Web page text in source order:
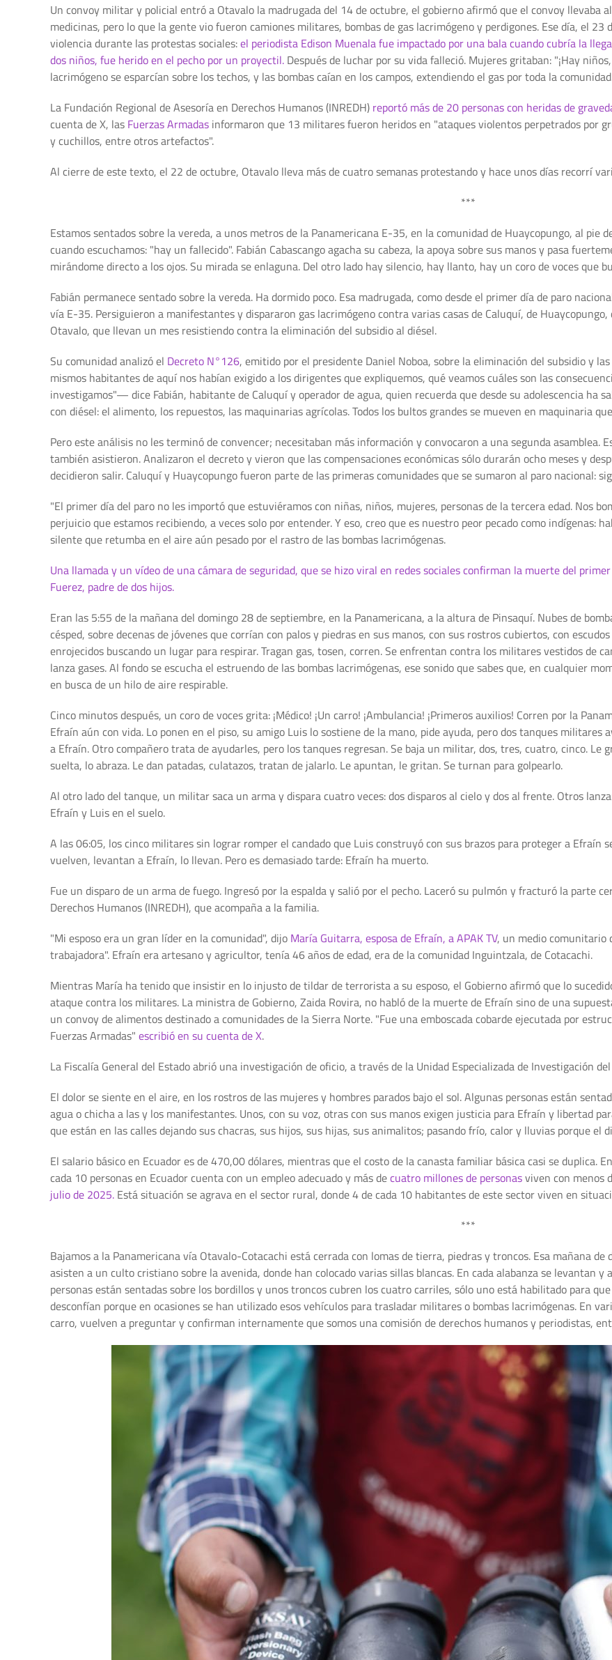
Un convoy militar y policial entró a Otavalo la madrugada del 14 de octubre, el gobierno afirmó que el convoy llevaba
medicinas, pero lo que la gente vio fueron camiones militares, bombas de gas lacrimógeno y perdigones. Ese día, el
violencia durante las protestas sociales:el periodista Edison Muenala fue impactado por una bala cuando cubría la
dos niños, fue herido en el pecho por un proyectil. Después de luchar por su vida falleció. Mujeres gritaban: "¡Hay
lacrimógeno se esparcían sobre los techos, y las bombas caían en los campos, extendiendo el gas por toda la
La Fundación Regional de Asesoría en Derechos Humanos (INREDH) reportó más de 20 personas con heridas de
cuenta de X, las Fuerzas Armadas informaron que 13 militares fueron heridos en "ataques violentos perpetrados por
y cuchillos, entre otros artefactos".
Al cierre de este texto, el 22 de octubre, Otavalo lleva más de cuatro semanas protestando y hace unos días recorrí
***
Estamos sentados sobre la vereda, a unos metros de la Panamericana E-35, en la comunidad de Huaycopungo, al pie
cuando escuchamos: "hay un fallecido". Fabián Cabascango agacha su cabeza, la apoya sobre sus manos y pasa
mirándome directo a los ojos. Su mirada se enlaguna. Del otro lado hay silencio, hay llanto, hay un coro de voces que
Fabián permanece sentado sobre la vereda. Ha dormido poco. Esa madrugada, como desde el primer día de paro
vía E-35. Persiguieron a manifestantes y dispararon gas lacrimógeno contra varias casas de Caluquí, de
Otavalo, que llevan un mes resistiendo contra la eliminación del subsidio al diésel.
Su comunidad analizó el Decreto N°126, emitido por el presidente Daniel Noboa, sobre la eliminación del subsidio y
mismos habitantes de aquí nos habían exigido a los dirigentes que expliquemos, qué veamos cuáles son las
investigamos"— dice Fabián, habitante de Caluquí y operador de agua, quien recuerda que desde su adolescencia ha
con diésel: el alimento, los repuestos, las maquinarias agrícolas. Todos los bultos grandes se mueven en maquinaria
Pero este análisis no les terminó de convencer; necesitaban más información y convocaron a una segunda
también asistieron. Analizaron el decreto y vieron que las compensaciones económicas sólo durarán ocho meses y
decidieron salir. Caluquí y Huaycopungo fueron parte de las primeras comunidades que se sumaron al paro nacional:
"El primer día del paro no les importó que estuviéramos con niñas, niños, mujeres, personas de la tercera edad. Nos
perjuicio que estamos recibiendo, a veces solo por entender. Y eso, creo que es nuestro peor pecado como indígenas:
silente que retumba en el aire aún pesado por el rastro de las bombas lacrimógenas.
Una llamada y un vídeo de una cámara de seguridad, que se hizo viral en redes sociales confirman la muerte del
Fuerez, padre de dos hijos.
Eran las 5:55 de la mañana del domingo 28 de septiembre, en la Panamericana, a la altura de Pinsaquí. Nubes de
césped, sobre decenas de jóvenes que corrían con palos y piedras en sus manos, con sus rostros cubiertos, con
enrojecidos buscando un lugar para respirar. Tragan gas, tosen, corren. Se enfrentan contra los militares vestidos de
lanza gases. Al fondo se escucha el estruendo de las bombas lacrimógenas, ese sonido que sabes que, en cualquier
en busca de un hilo de aire respirable.
Cinco minutos después, un coro de voces grita: ¡Médico! ¡Un carro! ¡Ambulancia! ¡Primeros auxilios! Corren por la
Efraín aún con vida. Lo ponen en el piso, su amigo Luis lo sostiene de la mano, pide ayuda, pero dos tanques
a Efraín. Otro compañero trata de ayudarles, pero los tanques regresan. Se baja un militar, dos, tres, cuatro, cinco. Le
suelta, lo abraza. Le dan patadas, culatazos, tratan de jalarlo. Le apuntan, le gritan. Se turnan para golpearlo.
Al otro lado del tanque, un militar saca un arma y dispara cuatro veces: dos disparos al cielo y dos al frente. Otros
Efraín y Luis en el suelo.
A las 06:05, los cinco militares sin lograr romper el candado que Luis construyó con sus brazos para proteger a Efraín
vuelven, levantan a Efraín, lo llevan. Pero es demasiado tarde: Efraín ha muerto.
Fue un disparo de un arma de fuego. Ingresó por la espalda y salió por el pecho. Laceró su pulmón y fracturó la parte
Derechos Humanos (INREDH), que acompaña a la familia.
"Mi esposo era un gran líder en la comunidad", dijo María Guitarra, esposa de Efraín, a APAK TV, un medio comunitario
trabajadora". Efraín era artesano y agricultor, tenía 46 años de edad, era de la comunidad Inguintzala, de Cotacachi.
Mientras María ha tenido que insistir en lo injusto de tildar de terrorista a su esposo, el Gobierno afirmó que lo
ataque contra los militares. La ministra de Gobierno, Zaida Rovira, no habló de la muerte de Efraín sino de una
un convoy de alimentos destinado a comunidades de la Sierra Norte. "Fue una emboscada cobarde ejecutada por
Fuerzas Armadas" escribió en su cuenta de X.
La Fiscalía General del Estado abrió una investigación de oficio, a través de la Unidad Especializada de Investigación
El dolor se siente en el aire, en los rostros de las mujeres y hombres parados bajo el sol. Algunas personas están
agua o chicha a las y los manifestantes. Unos, con su voz, otras con sus manos exigen justicia para Efraín y libertad
que están en las calles dejando sus chacras, sus hijos, sus hijas, sus animalitos; pasando frío, calor y lluvias porque el
El salario básico en Ecuador es de 470,00 dólares, mientras que el costo de la canasta familiar básica casi se duplica.
cada 10 personas en Ecuador cuenta con un empleo adecuado y más decuatro millones de personasviven con menos
julio de 2025. Está situación se agrava en el sector rural, donde 4 de cada 10 habitantes de este sector viven en
***
Bajamos a la Panamericana vía Otavalo-Cotacachi está cerrada con lomas de tierra, piedras y troncos. Esa mañana
asisten a un culto cristiano sobre la avenida, donde han colocado varias sillas blancas. En cada alabanza se levantan
personas están sentadas sobre los bordillos y unos troncos cubren los cuatro carriles, sólo uno está habilitado para
desconfían porque en ocasiones se han utilizado esos vehículos para trasladar militares o bombas lacrimógenas. En
carro, vuelven a preguntar y confirman internamente que somos una comisión de derechos humanos y periodistas,